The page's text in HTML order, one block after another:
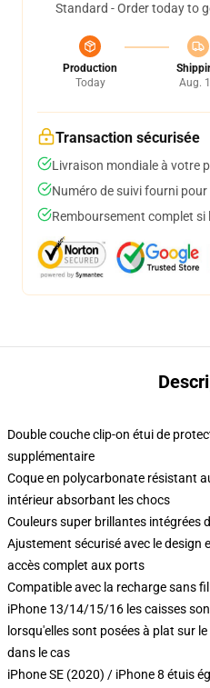
Standard - Order today to
Production
Today
Aug.
Transaction sécurisée
Livraison mondiale à votre
Numéro de suivi fourni
Remboursement complet si
Double couche clip-on étui de
supplémentaire
Coque en polycarbonate résistant
intérieur absorbant les chocs
Couleurs super brillantes intégrées
Ajustement sécurisé avec le
accès complet aux ports
Compatible avec la recharge sans
iPhone 13/14/15/16 les caisses
lorsqu'elles sont posées à plat sur
dans le cas
iPhone SE (2020) / iPhone 8 étuis